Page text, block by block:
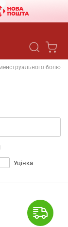
болю
Уцінка